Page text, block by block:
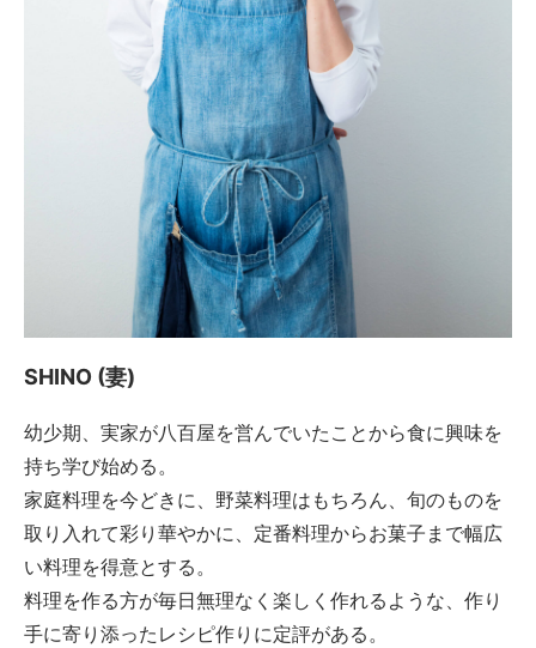
SHINO (妻)
幼少期、実家が八百屋を営んでいたことから食に興味を
持ち学び始める。
家庭料理を今どきに、野菜料理はもちろん、旬のものを
取り入れて彩り華やかに、定番料理からお菓子まで幅広
い料理を得意とする。
料理を作る方が毎日無理なく楽しく作れるような、作り
手に寄り添ったレシピ作りに定評がある。